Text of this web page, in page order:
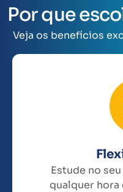
Por que
Veja os benefícios
Estude no
qualquer hora